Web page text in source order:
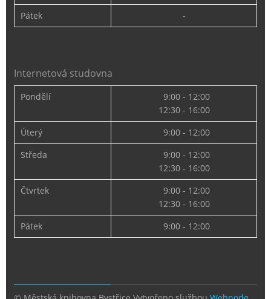
Pátek
-
Internetová studovna
Pondělí
9:00 - 12:00
12:30 - 16:00
Úterý
9:00 - 12:00
Středa
9:00 - 12:00
12:30 - 16:00
Čtvrtek
9:00 - 12:00
12:30 - 16:00
Pátek
9:00 - 12:00